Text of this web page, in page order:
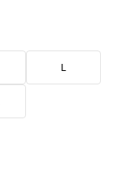
L
だけます。
ハーフ用のポ
した商品の邪
ハーフ用のポ